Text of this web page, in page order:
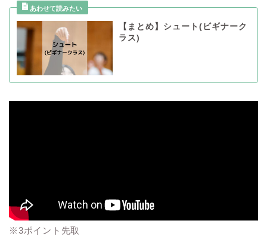
【まとめ】シュート(ビギナーク
ラス)
※3ポイント先取